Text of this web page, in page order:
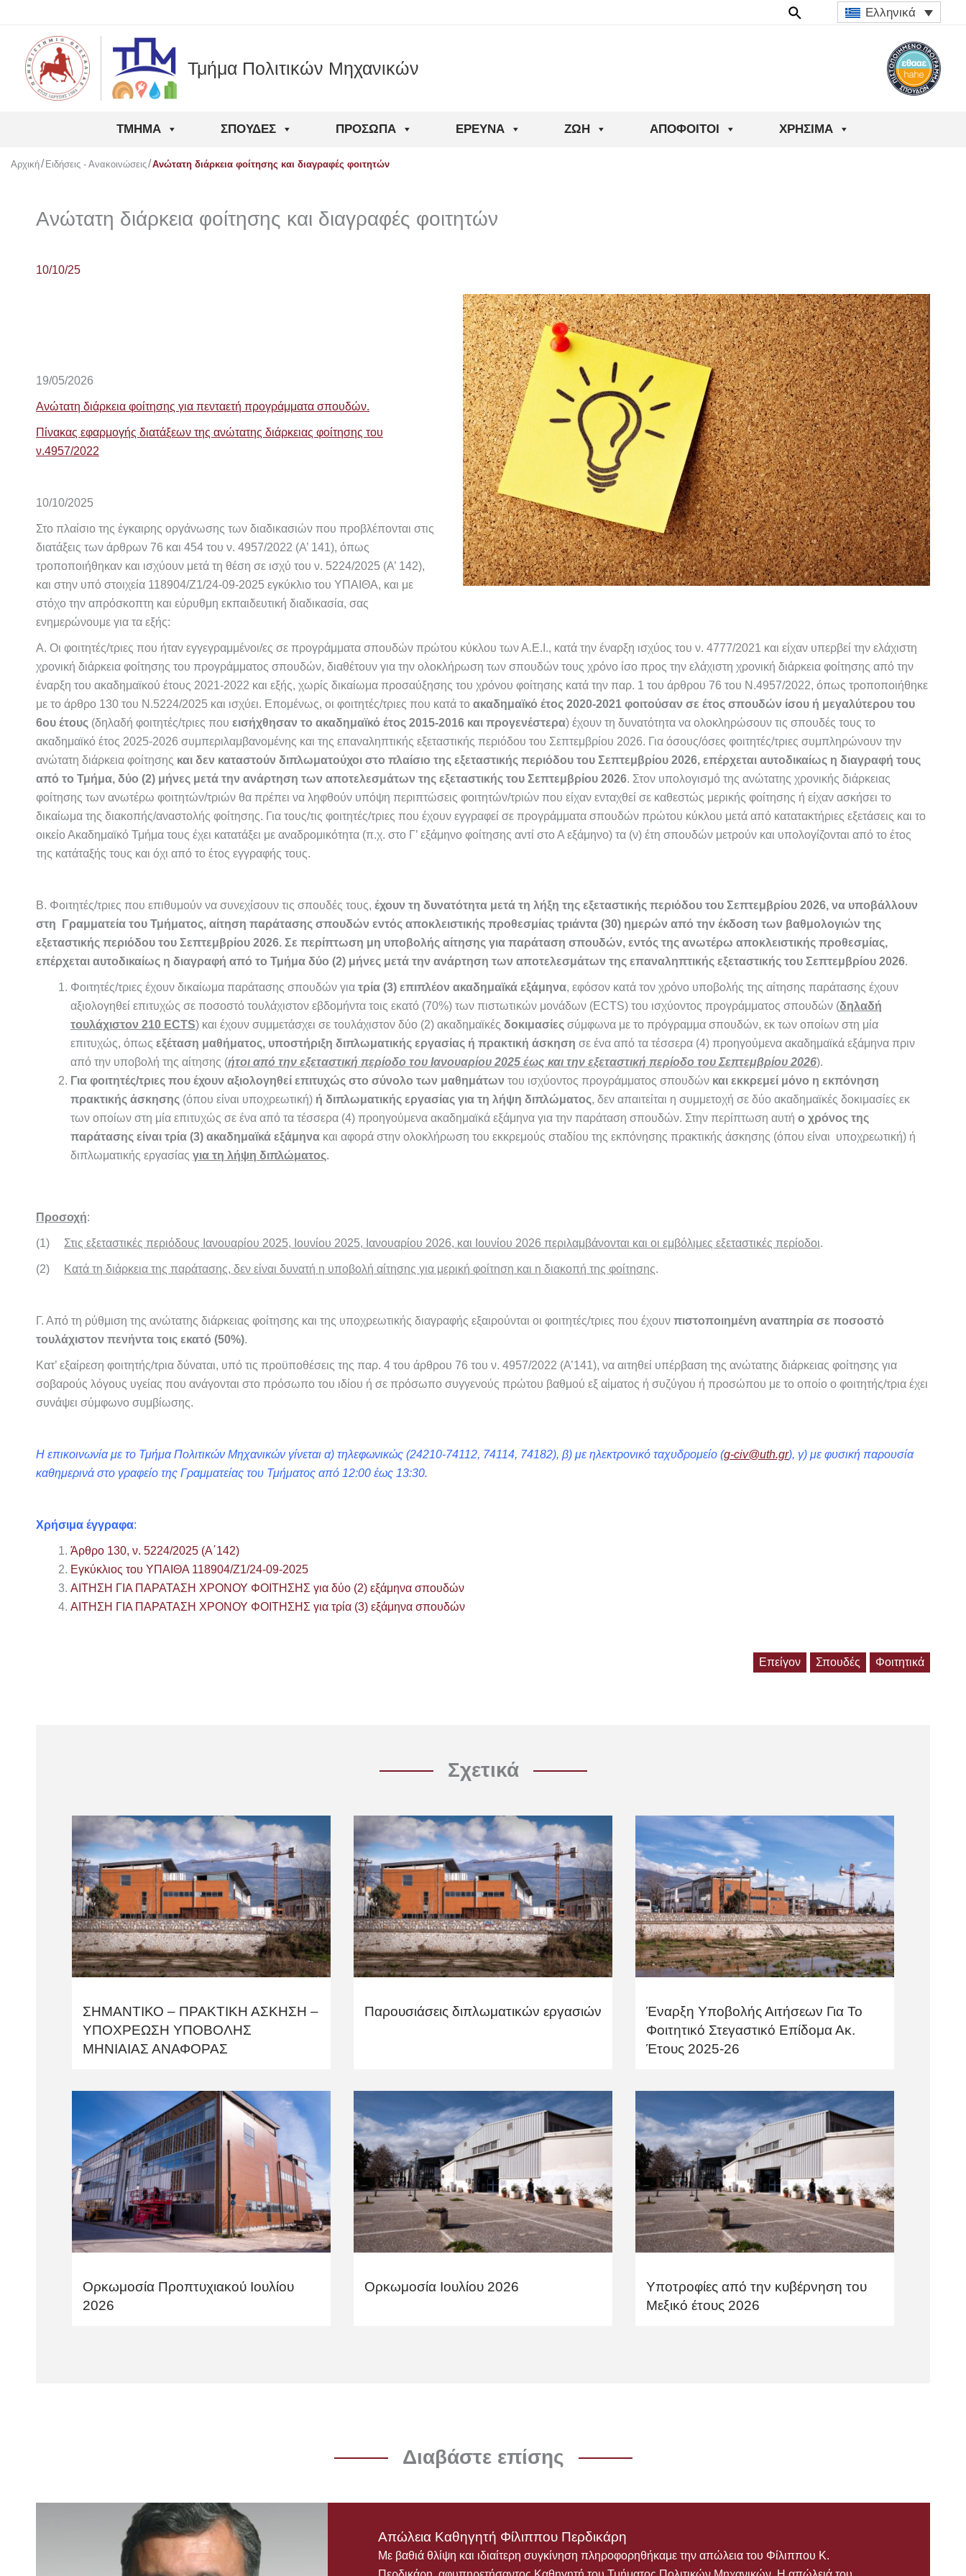
περιεχόμενο
Ελληνικά
Τμήμα Πολιτικών Μηχανικών
ΤΜΉΜΑ ΣΠΟΥΔΈΣ ΠΡΌΣΩΠΑ ΈΡΕΥΝΑ ΖΩΉ ΑΠΌΦΟΙΤΟΙ ΧΡΉΣΙΜΑ
Αρχική Ειδήσεις - Ανακοινώσεις Aνώτατη διάρκεια φοίτησης και διαγραφές φοιτητών
Aνώτατη διάρκεια φοίτησης και διαγραφές φοιτητών
10/10/25
19/05/2026
Ανώτατη διάρκεια φοίτησης για πενταετή προγράμματα σπουδών.
Πίνακας εφαρμογής διατάξεων της ανώτατης διάρκειας φοίτησης του
ν.4957/2022
10/10/2025
Στο πλαίσιο της έγκαιρης οργάνωσης των διαδικασιών που προβλέπονται στις
διατάξεις των άρθρων 76 και 454 του ν. 4957/2022 (Α’ 141), όπως
τροποποιήθηκαν και ισχύουν μετά τη θέση σε ισχύ του ν. 5224/2025 (Α’ 142),
και στην υπό στοιχεία 118904/Ζ1/24-09-2025 εγκύκλιο του ΥΠΑΙΘΑ, και με
στόχο την απρόσκοπτη και εύρυθμη εκπαιδευτική διαδικασία, σας
ενημερώνουμε για τα εξής:
Α. Οι φοιτητές/τριες που ήταν εγγεγραμμένοι/ες σε προγράμματα σπουδών πρώτου κύκλου των Α.Ε.Ι., κατά την έναρξη ισχύος του ν. 4777/2021 και είχαν υπερβεί την ελάχιστη
χρονική διάρκεια φοίτησης του προγράμματος σπουδών, διαθέτουν για την ολοκλήρωση των σπουδών τους χρόνο ίσο προς την ελάχιστη χρονική διάρκεια φοίτησης από την
έναρξη του ακαδημαϊκού έτους 2021-2022 και εξής, χωρίς δικαίωμα προσαύξησης του χρόνου φοίτησης κατά την παρ. 1 του άρθρου 76 του Ν.4957/2022, όπως τροποποιήθηκε
με το άρθρο 130 του Ν.5224/2025 και ισχύει. Επομένως, οι φοιτητές/τριες που κατά το ακαδημαϊκό έτος 2020-2021 φοιτούσαν σε έτος σπουδών ίσου ή μεγαλύτερου του
6ου έτους (δηλαδή φοιτητές/τριες που εισήχθησαν το ακαδημαϊκό έτος 2015-2016 και προγενέστερα) έχουν τη δυνατότητα να ολοκληρώσουν τις σπουδές τους το
ακαδημαϊκό έτος 2025-2026 συμπεριλαμβανομένης και της επαναληπτικής εξεταστικής περιόδου του Σεπτεμβρίου 2026. Για όσους/όσες φοιτητές/τριες συμπληρώνουν την
ανώτατη διάρκεια φοίτησης και δεν καταστούν διπλωματούχοι στο πλαίσιο της εξεταστικής περιόδου του Σεπτεμβρίου 2026, επέρχεται αυτοδικαίως η διαγραφή τους
από το Τμήμα, δύο (2) μήνες μετά την ανάρτηση των αποτελεσμάτων της εξεταστικής του Σεπτεμβρίου 2026. Στον υπολογισμό της ανώτατης χρονικής διάρκειας
φοίτησης των ανωτέρω φοιτητών/τριών θα πρέπει να ληφθούν υπόψη περιπτώσεις φοιτητών/τριών που είχαν ενταχθεί σε καθεστώς μερικής φοίτησης ή είχαν ασκήσει το
δικαίωμα της διακοπής/αναστολής φοίτησης. Για τους/τις φοιτητές/τριες που έχουν εγγραφεί σε προγράμματα σπουδών πρώτου κύκλου μετά από κατατακτήριες εξετάσεις και το
οικείο Ακαδημαϊκό Τμήμα τους έχει κατατάξει με αναδρομικότητα (π.χ. στο Γ’ εξάμηνο φοίτησης αντί στο Α εξάμηνο) τα (ν) έτη σπουδών μετρούν και υπολογίζονται από το έτος
της κατάταξής τους και όχι από το έτος εγγραφής τους.
Β. Φοιτητές/τριες που επιθυμούν να συνεχίσουν τις σπουδές τους, έχουν τη δυνατότητα μετά τη λήξη της εξεταστικής περιόδου του Σεπτεμβρίου 2026, να υποβάλλουν
στη Γραμματεία του Τμήματος, αίτηση παράτασης σπουδών εντός αποκλειστικής προθεσμίας τριάντα (30) ημερών από την έκδοση των βαθμολογιών της
εξεταστικής περιόδου του Σεπτεμβρίου 2026. Σε περίπτωση μη υποβολής αίτησης για παράταση σπουδών, εντός της ανωτέρω αποκλειστικής προθεσμίας,
επέρχεται αυτοδικαίως η διαγραφή από το Τμήμα δύο (2) μήνες μετά την ανάρτηση των αποτελεσμάτων της επαναληπτικής εξεταστικής του Σεπτεμβρίου 2026.
Φοιτητές/τριες έχουν δικαίωμα παράτασης σπουδών για τρία (3) επιπλέον ακαδημαϊκά εξάμηνα, εφόσον κατά τον χρόνο υποβολής της αίτησης παράτασης έχουν
αξιολογηθεί επιτυχώς σε ποσοστό τουλάχιστον εβδομήντα τοις εκατό (70%) των πιστωτικών μονάδων (ECTS) του ισχύοντος προγράμματος σπουδών (δηλαδή
τουλάχιστον 210 ECTS) και έχουν συμμετάσχει σε τουλάχιστον δύο (2) ακαδημαϊκές δοκιμασίες σύμφωνα με το πρόγραμμα σπουδών, εκ των οποίων στη μία
επιτυχώς, όπως εξέταση μαθήματος, υποστήριξη διπλωματικής εργασίας ή πρακτική άσκηση σε ένα από τα τέσσερα (4) προηγούμενα ακαδημαϊκά εξάμηνα πριν
από την υποβολή της αίτησης (ήτοι από την εξεταστική περίοδο του Ιανουαρίου 2025 έως και την εξεταστική περίοδο του Σεπτεμβρίου 2026).
Για φοιτητές/τριες που έχουν αξιολογηθεί επιτυχώς στο σύνολο των μαθημάτων του ισχύοντος προγράμματος σπουδών και εκκρεμεί μόνο η εκπόνηση
πρακτικής άσκησης (όπου είναι υποχρεωτική) ή διπλωματικής εργασίας για τη λήψη διπλώματος, δεν απαιτείται η συμμετοχή σε δύο ακαδημαϊκές δοκιμασίες εκ
των οποίων στη μία επιτυχώς σε ένα από τα τέσσερα (4) προηγούμενα ακαδημαϊκά εξάμηνα για την παράταση σπουδών. Στην περίπτωση αυτή ο χρόνος της
παράτασης είναι τρία (3) ακαδημαϊκά εξάμηνα και αφορά στην ολοκλήρωση του εκκρεμούς σταδίου της εκπόνησης πρακτικής άσκησης (όπου είναι υποχρεωτική) ή
διπλωματικής εργασίας για τη λήψη διπλώματος.
Προσοχή:
(1) Στις εξεταστικές περιόδους Ιανουαρίου 2025, Ιουνίου 2025, Ιανουαρίου 2026, και Ιουνίου 2026 περιλαμβάνονται και οι εμβόλιμες εξεταστικές περίοδοι.
(2) Κατά τη διάρκεια της παράτασης, δεν είναι δυνατή η υποβολή αίτησης για μερική φοίτηση και η διακοπή της φοίτησης.
Γ. Από τη ρύθμιση της ανώτατης διάρκειας φοίτησης και της υποχρεωτικής διαγραφής εξαιρούνται οι φοιτητές/τριες που έχουν πιστοποιημένη αναπηρία σε ποσοστό
τουλάχιστον πενήντα τοις εκατό (50%).
Κατ’ εξαίρεση φοιτητής/τρια δύναται, υπό τις προϋποθέσεις της παρ. 4 του άρθρου 76 του ν. 4957/2022 (Α’141), να αιτηθεί υπέρβαση της ανώτατης διάρκειας φοίτησης για
σοβαρούς λόγους υγείας που ανάγονται στο πρόσωπο του ιδίου ή σε πρόσωπο συγγενούς πρώτου βαθμού εξ αίματος ή συζύγου ή προσώπου με το οποίο ο φοιτητής/τρια έχει
συνάψει σύμφωνο συμβίωσης.
Η επικοινωνία με το Τμήμα Πολιτικών Μηχανικών γίνεται α) τηλεφωνικώς (24210-74112, 74114, 74182), β) με ηλεκτρονικό ταχυδρομείο (g-civ@uth.gr), γ) με φυσική παρουσία
καθημερινά στο γραφείο της Γραμματείας του Τμήματος από 12:00 έως 13:30.
Χρήσιμα έγγραφα:
Άρθρο 130, ν. 5224/2025 (Α΄142)
Εγκύκλιος του ΥΠΑΙΘΑ 118904/Ζ1/24-09-2025
ΑΙΤΗΣΗ ΓΙΑ ΠΑΡΑΤΑΣΗ ΧΡΟΝΟΥ ΦΟΙΤΗΣΗΣ για δύο (2) εξάμηνα σπουδών
ΑΙΤΗΣΗ ΓΙΑ ΠΑΡΑΤΑΣΗ ΧΡΟΝΟΥ ΦΟΙΤΗΣΗΣ για τρία (3) εξάμηνα σπουδών
Επείγον Σπουδές Φοιτητικά
Σχετικά
ΣΗΜΑΝΤΙΚΟ – ΠΡΑΚΤΙΚΗ ΑΣΚΗΣΗ –
ΥΠΟΧΡΕΩΣΗ ΥΠΟΒΟΛΗΣ
ΜΗΝΙΑΙΑΣ ΑΝΑΦΟΡΑΣ
Παρουσιάσεις διπλωματικών εργασιών
Έναρξη Υποβολής Αιτήσεων Για Το
Φοιτητικό Στεγαστικό Επίδομα Ακ.
Έτους 2025-26
Ορκωμοσία Προπτυχιακού Ιουλίου
2026
Ορκωμοσία Ιουλίου 2026
Υποτροφίες από την κυβέρνηση του
Μεξικό έτους 2026
Διαβάστε επίσης
Απώλεια Καθηγητή Φίλιππου Περδικάρη
Με βαθιά θλίψη και ιδιαίτερη συγκίνηση πληροφορηθήκαμε την απώλεια του Φίλιππου Κ.